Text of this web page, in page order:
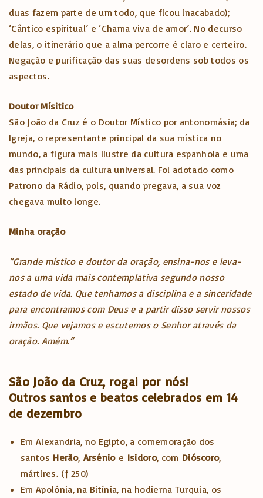
duas fazem parte de um todo, que ficou inacabado);
‘Cântico espiritual’ e ‘Chama viva de amor’. No decurso
delas, o itinerário que a alma percorre é claro e certeiro.
Negação e purificação das suas desordens sob todos os
aspectos.
Doutor Mísitico
São João da Cruz é o Doutor Místico por antonomásia; da
Igreja, o representante principal da sua mística no
mundo, a figura mais ilustre da cultura espanhola e uma
das principais da cultura universal. Foi adotado como
Patrono da Rádio, pois, quando pregava, a sua voz
chegava muito longe.
Minha oração
“Grande místico e doutor da oração, ensina-nos e leva-
nos a uma vida mais contemplativa segundo nosso
estado de vida. Que tenhamos a disciplina e a sinceridade
para encontramos com Deus e a partir disso servir nossos
irmãos. Que vejamos e escutemos o Senhor através da
oração. Amém.”
São João da Cruz, rogai por nós!
Outros santos e beatos celebrados em 14
de dezembro
Em Alexandria, no Egipto, a comemoração dos
santos Herão, Arsénioe Isidoro, com Dióscoro,
mártires. († 250)
Em Apolónia, na Bitínia, na hodierna Turquia, os